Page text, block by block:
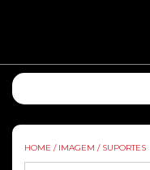
HOME / IMAGEM / SUPORTES